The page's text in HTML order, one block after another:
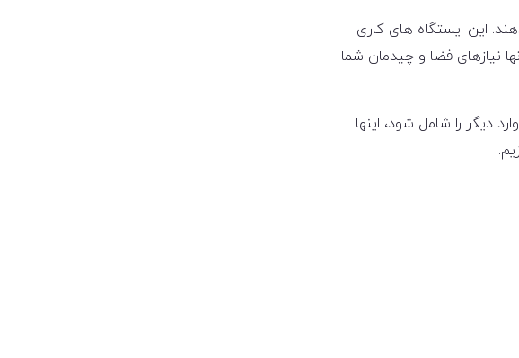
این ایستگاه های کاری
نیازهای فضا و چیدمان شما
دیگر را شامل شود، اینها